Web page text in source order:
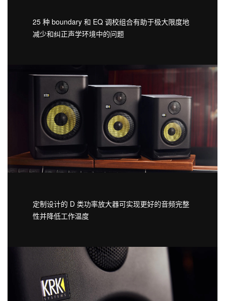
25 种 boundary 和 EQ 调校组合有助于极大限度地
减少和纠正声学环境中的问题
定制设计的 D 类功率放大器可实现更好的音频完整
性并降低工作温度